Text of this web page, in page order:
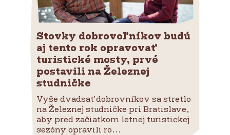
Stovky dobrovoľníkov budú
aj tento rok opravovať
turistické mosty, prvé
postavili na Železnej
studničke
Vyše dvadsať dobrovníkov sa stretlo
na Železnej studničke pri Bratislave,
aby pred začiatkom letnej turistickej
sezóny opravili ro...